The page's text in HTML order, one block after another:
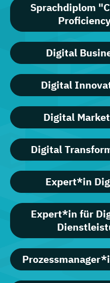
Sprachdiplom
Digital
Digital
Digital
Digital
Expert*in
Expert*in für